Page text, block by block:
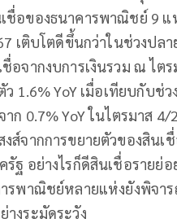
ชื่อของธนาคารพาณิชย์ 9 แ
เติบโตดีขึ้นกว่าในช่วงปล
อจากงบการเงินรวม ณ ไตร
1.6% YoY เมื่อเทียบกับช่ว
ก 0.7% YoY ในไตรมาส 4/
ส์จากการขยายตัวของสินเ
รัฐ อย่างไรก็ดีสินเชื่อรายย่
รพาณิชย์หลายแห่งยังพิจา
งระมัดระวัง